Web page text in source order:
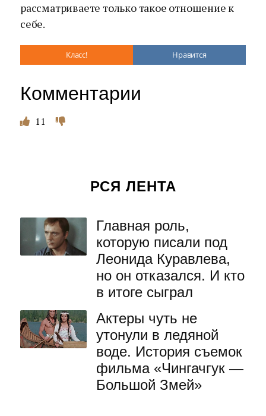
рассматриваете только такое отношение к
себе.
Класс! Нравится
Комментарии
11
РСЯ ЛЕНТА
Главная роль,
которую писали под
Леонида Куравлева,
но он отказался. И кто
в итоге сыграл
Актеры чуть не
утонули в ледяной
воде. История съемок
фильма «Чингачгук —
Большой Змей»